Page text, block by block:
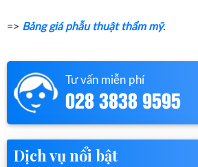
=> Bảng giá phẫu thuật thẩm mỹ.
Tư vấn miễn phí
028 3838 9595
Dịch vụ nổi bật